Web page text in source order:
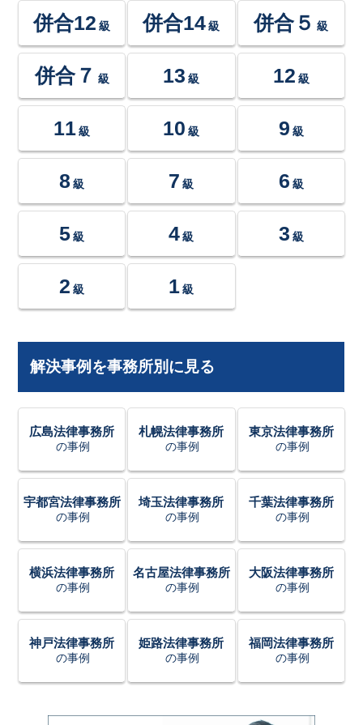
併合12 級 併合14 級 併合５ 級
併合７ 級 13 級 12 級
11 級 10 級 9 級
8 級 7 級 6 級
5 級 4 級 3 級
2 級 1 級
解決事例を事務所別に見る
広島法律事務所
の事例
札幌法律事務所
の事例
東京法律事務所
の事例
宇都宮法律事務所
の事例
埼玉法律事務所
の事例
千葉法律事務所
の事例
横浜法律事務所
の事例
名古屋法律事務所
の事例
大阪法律事務所
の事例
神戸法律事務所
の事例
姫路法律事務所
の事例
福岡法律事務所
の事例